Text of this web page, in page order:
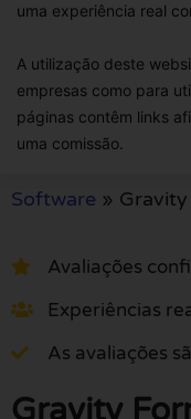
uma experiência real
A utilização deste
empresas como para
páginas contêm links
uma comissão.
Software »
Avaliações
Experiências
As avaliações
Gravity